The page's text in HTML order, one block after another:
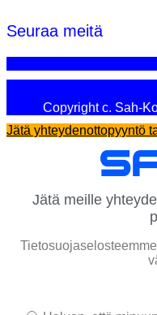
Seuraa meitä
Copyright c. Sah-
Jätä yhteydenottopyyntö
Jätä meille